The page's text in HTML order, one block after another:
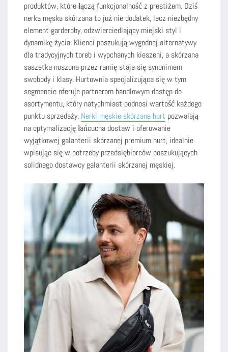
produktów, które łączą funkcjonalność z prestiżem. Dziś
nerka męska skórzana to już nie dodatek, lecz niezbędny
element garderoby, odzwierciedlający miejski styl i
dynamikę życia. Klienci poszukują wygodnej alternatywy
dla tradycyjnych toreb i wypchanych kieszeni, a skórzana
saszetka noszona przez ramię staje się synonimem
swobody i klasy. Hurtownia specjalizująca się w tym
segmencie oferuje partnerom handlowym dostęp do
asortymentu, który natychmiast podnosi wartość każdego
punktu sprzedaży. Nerki męskie skórzane hurt pozwalają
na optymalizację łańcucha dostaw i oferowanie
wyjątkowej galanterii skórzanej premium hurt, idealnie
wpisując się w potrzeby przedsiębiorców poszukujących
solidnego dostawcy galanterii skórzanej męskiej.